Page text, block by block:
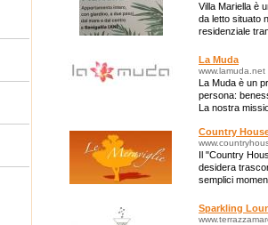
Villa Mariella è
da letto situato
residenziale
vivace centro
La Muda
www.lamuda.net
La Muda è un
persona:
La nostra
Country
Il "Country
desidera
semplici
Sparkling